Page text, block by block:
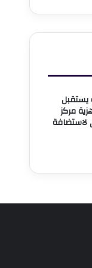
يستقبل
مركز
لاستضافة